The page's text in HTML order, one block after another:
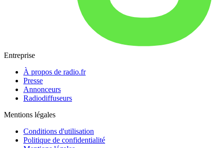
Entreprise
À propos de radio.fr
Presse
Annonceurs
Radiodiffuseurs
Mentions légales
Conditions d'utilisation
Politique de confidentialité